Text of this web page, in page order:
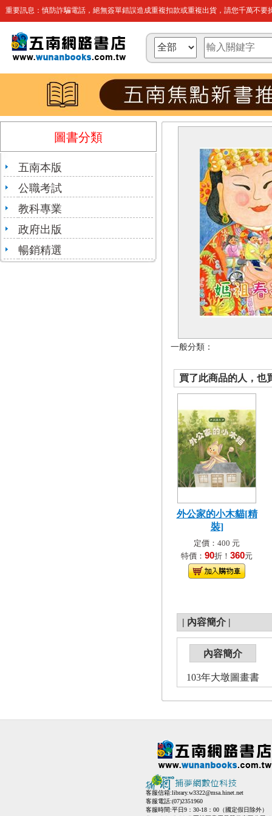
重要訊息：慎防詐騙電話，絕無簽單錯誤造成重複扣款或重複出貨，請您千萬不要
圖書分類
五南本版
公職考試
教科專業
政府出版
暢銷精選
一般分類：
買了此商品的人，也
外公家的小木貓[精
裝]
定價：400 元
特價： 90折！ 360元
| 內容簡介 |
內容簡介
103年大墩圖畫書
客服信箱:library.w3322@msa.hinet.net
客服電話:(07)2351960
客服時間:平日9：30-18：00（國定假日除外）